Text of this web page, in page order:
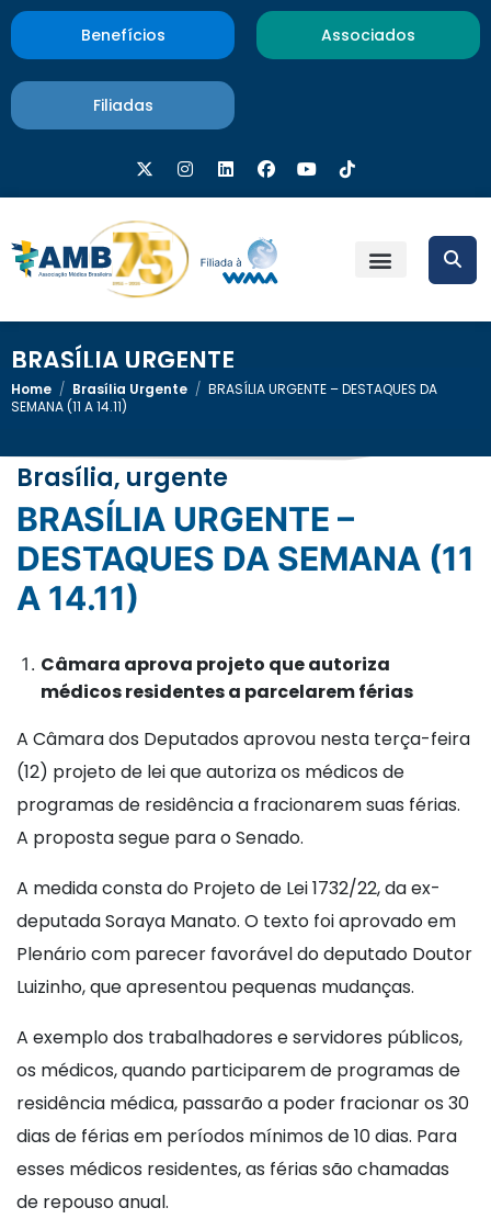
Benefícios Associados
Filiadas
BRASÍLIA URGENTE
Home / Brasília Urgente / BRASÍLIA URGENTE – DESTAQUES DA
SEMANA (11 A 14.11)
Brasília, urgente
BRASÍLIA URGENTE –
DESTAQUES DA SEMANA (11
A 14.11)
Câmara aprova projeto que autoriza
médicos residentes a parcelarem férias
A Câmara dos Deputados aprovou nesta terça-feira
(12) projeto de lei que autoriza os médicos de
programas de residência a fracionarem suas férias.
A proposta segue para o Senado.
A medida consta do Projeto de Lei 1732/22, da ex-
deputada Soraya Manato. O texto foi aprovado em
Plenário com parecer favorável do deputado Doutor
Luizinho, que apresentou pequenas mudanças.
A exemplo dos trabalhadores e servidores públicos,
os médicos, quando participarem de programas de
residência médica, passarão a poder fracionar os 30
dias de férias em períodos mínimos de 10 dias. Para
esses médicos residentes, as férias são chamadas
de repouso anual.